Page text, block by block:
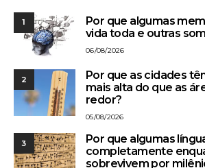
1
Por que algumas
vida toda e outras
06/08/2026
2
Por que as cidades
mais alta do que as
redor?
05/08/2026
3
Por que algumas
completamente
sobrevivem por